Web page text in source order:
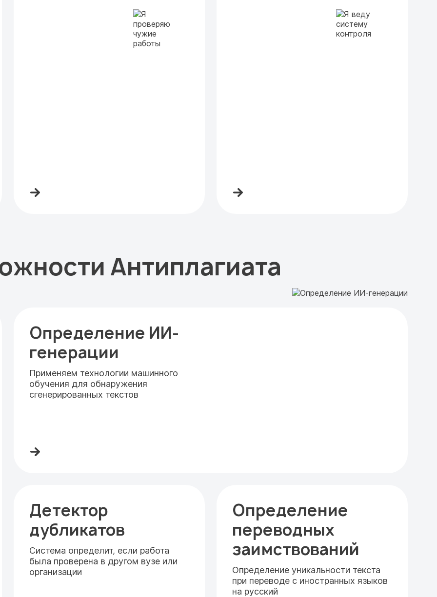
Антиплагиата
Определение ИИ-
генерации
Применяем технологии машинного
обучения для обнаружения
сгенерированных текстов
Детектор
дубликатов
Система определит, если работа
была проверена в другом вузе или
организации
Определение
переводных
заимствований
Определение уникальности текста
при переводе с иностранных языков
на русский